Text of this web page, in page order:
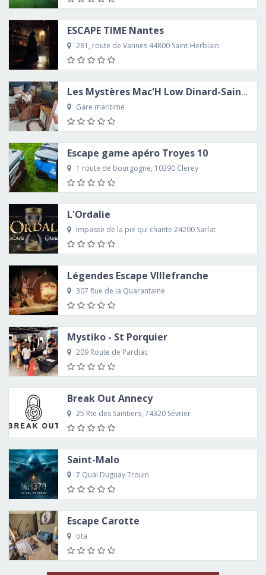
ESCAPE TIME Nantes
281, route de Vannes 44800 Saint-Herblain
Les Mystères Mac'H Low Dinard-Saint-Malo
Gare maritime
Escape game apéro Troyes 10
1 route de bourgogne, 10390 Clerey
L'Ordalie
Impasse de la pie qui chante 24200 Sarlat
Légendes Escape VIllefranche
307 Rue de la Quarantaine
Mystiko - St Porquier
209 Route de Pardiac
Break Out Annecy
25 Rte des Saintiers, 74320 Sévrier
Saint-Malo
7 Quai Duguay Trouin
Escape Carotte
ota